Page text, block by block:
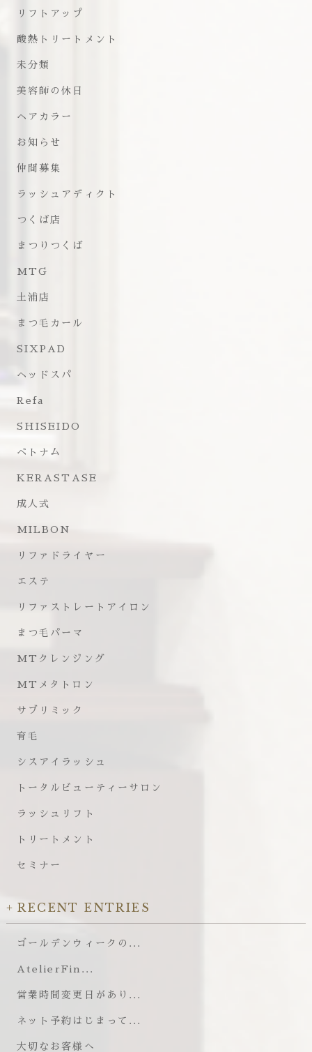
リフトアップ
酸熱トリートメント
未分類
美容師の休日
ヘアカラー
お知らせ
仲間募集
ラッシュアディクト
つくば店
まつりつくば
MTG
土浦店
まつ毛カール
SIXPAD
ヘッドスパ
Refa
SHISEIDO
ベトナム
KERASTASE
成人式
MILBON
リファドライヤー
エステ
リファストレートアイロン
まつ毛パーマ
MTクレンジング
MTメタトロン
サブリミック
育毛
シスアイラッシュ
トータルビューティーサロン
ラッシュリフト
トリートメント
セミナー
RECENT ENTRIES
ゴールデンウィークの...
AtelierFin...
営業時間変更日があり...
ネット予約はじまって...
大切なお客様へ